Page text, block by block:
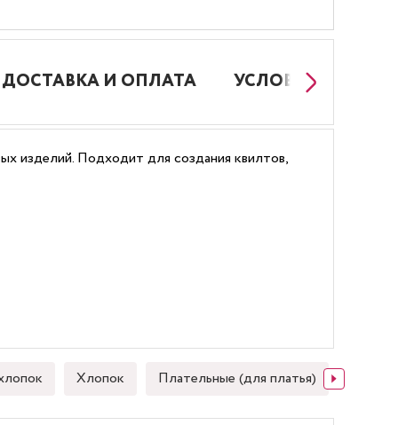
ДОСТАВКА И ОПЛАТА УСЛОВИЯ РАБОТЫ
изделий. Подходит для создания квилтов,
Хлопок Плательные (для платья)